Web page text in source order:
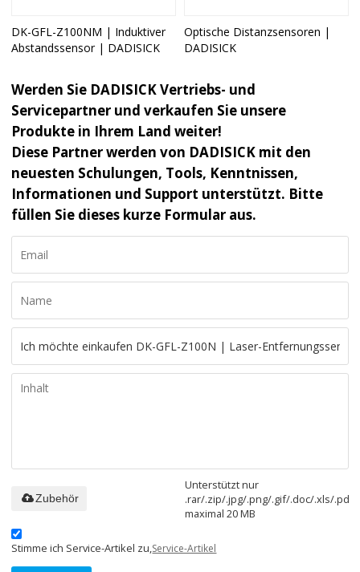
DK-GFL-Z100NM | Induktiver
Abstandssensor | DADISICK
Optische Distanzsensoren |
DADISICK
Werden Sie DADISICK Vertriebs- und
Servicepartner und verkaufen Sie unsere
Produkte in Ihrem Land weiter!
Diese Partner werden von DADISICK mit den
neuesten Schulungen, Tools, Kenntnissen,
Informationen und Support unterstützt. Bitte
füllen Sie dieses kurze Formular aus.
Unterstützt nur
.rar/.zip/.jpg/.png/.gif/.doc/.xls/.pdf,
maximal 20 MB
Zubehör
Stimme ich Service-Artikel zu,Service-Artikel